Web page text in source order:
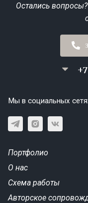
Остались
Мы в социальных
Портфолио
О нас
Схема работы
Авторское